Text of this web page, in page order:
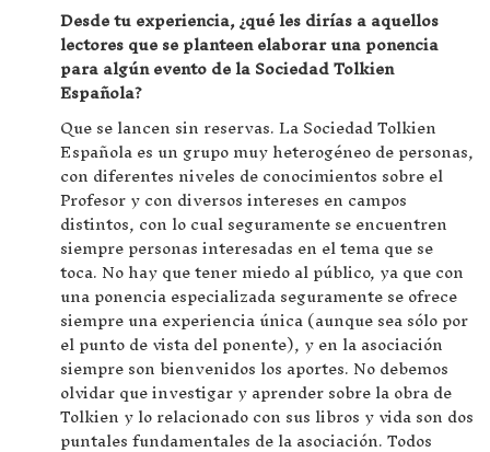
Desde tu experiencia, ¿qué les dirías a aquellos
lectores que se planteen elaborar una ponencia
para algún evento de la Sociedad Tolkien
Española?
Que se lancen sin reservas. La Sociedad Tolkien
Española es un grupo muy heterogéneo de personas,
con diferentes niveles de conocimientos sobre el
Profesor y con diversos intereses en campos
distintos, con lo cual seguramente se encuentren
siempre personas interesadas en el tema que se
toca. No hay que tener miedo al público, ya que con
una ponencia especializada seguramente se ofrece
siempre una experiencia única (aunque sea sólo por
el punto de vista del ponente), y en la asociación
siempre son bienvenidos los aportes. No debemos
olvidar que investigar y aprender sobre la obra de
Tolkien y lo relacionado con sus libros y vida son dos
puntales fundamentales de la asociación. Todos